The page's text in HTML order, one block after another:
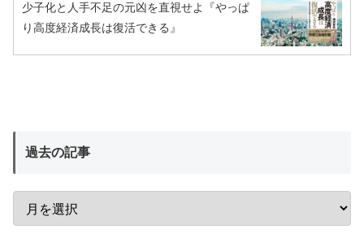
少子化と人手不足の元凶を直視せよ『やっぱ
り高度経済成長は復活できる』
過去の記事